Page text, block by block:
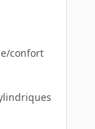
confort